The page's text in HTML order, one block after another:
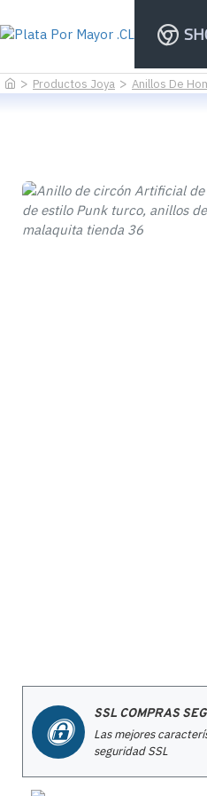
Productos Joya Anillos De
SSL COMPRAS
Las mejores
seguridad SSL